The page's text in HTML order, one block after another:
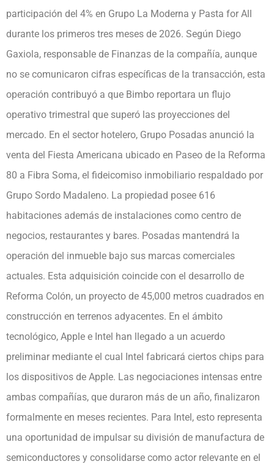
participación del 4% en Grupo La Moderna y Pasta for All
durante los primeros tres meses de 2026. Según Diego
Gaxiola, responsable de Finanzas de la compañía, aunque
no se comunicaron cifras específicas de la transacción, esta
operación contribuyó a que Bimbo reportara un flujo
operativo trimestral que superó las proyecciones del
mercado. En el sector hotelero, Grupo Posadas anunció la
venta del Fiesta Americana ubicado en Paseo de la Reforma
80 a Fibra Soma, el fideicomiso inmobiliario respaldado por
Grupo Sordo Madaleno. La propiedad posee 616
habitaciones además de instalaciones como centro de
negocios, restaurantes y bares. Posadas mantendrá la
operación del inmueble bajo sus marcas comerciales
actuales. Esta adquisición coincide con el desarrollo de
Reforma Colón, un proyecto de 45,000 metros cuadrados en
construcción en terrenos adyacentes. En el ámbito
tecnológico, Apple e Intel han llegado a un acuerdo
preliminar mediante el cual Intel fabricará ciertos chips para
los dispositivos de Apple. Las negociaciones intensas entre
ambas compañías, que duraron más de un año, finalizaron
formalmente en meses recientes. Para Intel, esto representa
una oportunidad de impulsar su división de manufactura de
semiconductores y consolidarse como actor relevante en el